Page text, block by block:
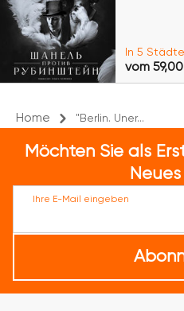
In 5
vom
Home "Berlin. Uner...
Möchten Sie als
Ihre E-Mail eingeben